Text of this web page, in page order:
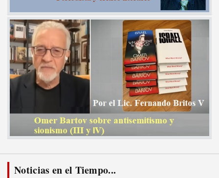
Noticias en el Tiempo...